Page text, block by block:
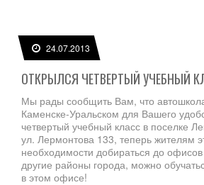
24.07.2013
ОТКРЫЛСЯ ЧЕТВЕРТЫЙ УЧЕБНЫЙ
Мы рады сообщить Вам, что
Каменске-Уральском для Вашего
четвертый учебный класс в поселке
ул. Лермонтова 133, теперь жителям
необходимости добираться до
другие районы города, можно
в этом офисе!